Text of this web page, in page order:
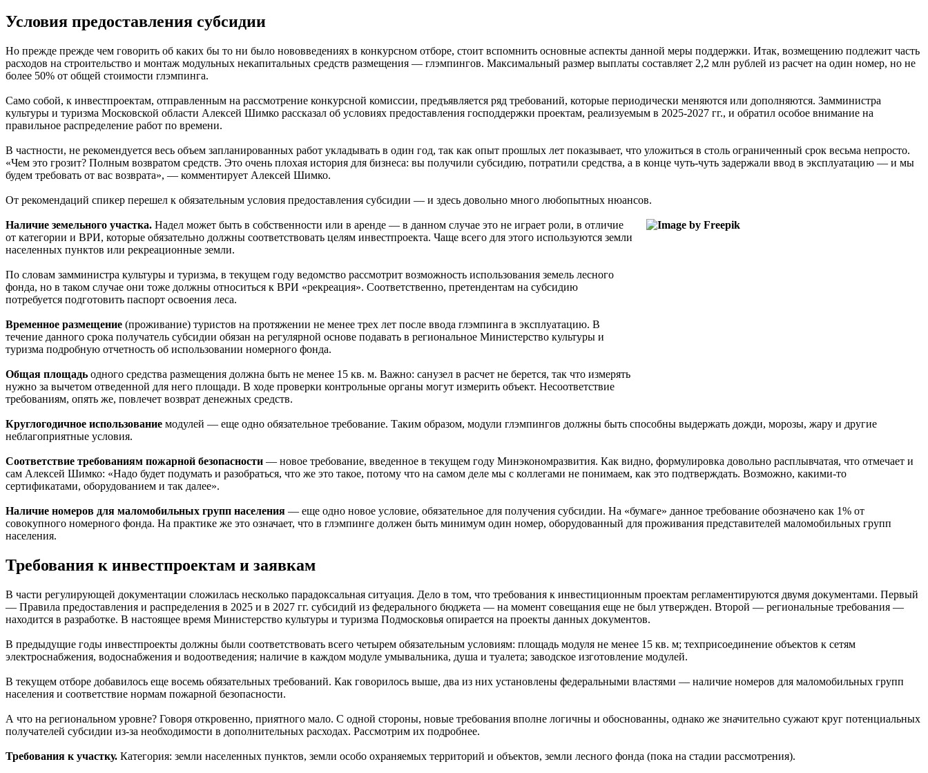
Условия предоставления субсидии
Но прежде прежде чем говорить об каких бы то ни было нововведениях в конкурсном отборе, стоит вспомнить основные аспекты данной меры поддержки. Итак, возмещению подлежит часть
расходов на строительство и монтаж модульных некапитальных средств размещения — глэмпингов. Максимальный размер выплаты составляет 2,2 млн рублей из расчет на один номер, но не
более 50% от общей стоимости глэмпинга.
Само собой, к инвестпроектам, отправленным на рассмотрение конкурсной комиссии, предъявляется ряд требований, которые периодически меняются или дополняются. Замминистра
культуры и туризма Московской области Алексей Шимко рассказал об условиях предоставления господдержки проектам, реализуемым в 2025-2027 гг., и обратил особое внимание на
правильное распределение работ по времени.
В частности, не рекомендуется весь объем запланированных работ укладывать в один год, так как опыт прошлых лет показывает, что уложиться в столь ограниченный срок весьма непросто.
«Чем это грозит? Полным возвратом средств. Это очень плохая история для бизнеса: вы получили субсидию, потратили средства, а в конце чуть-чуть задержали ввод в эксплуатацию — и мы
будем требовать от вас возврата», — комментирует Алексей Шимко.
От рекомендаций спикер перешел к обязательным условия предоставления субсидии — и здесь довольно много любопытных нюансов.
Наличие земельного участка. Надел может быть в собственности или в аренде — в данном случае это не играет роли, в отличие
от категории и ВРИ, которые обязательно должны соответствовать целям инвестпроекта. Чаще всего для этого используются земли
населенных пунктов или рекреационные земли.
По словам замминистра культуры и туризма, в текущем году ведомство рассмотрит возможность использования земель лесного
фонда, но в таком случае они тоже должны относиться к ВРИ «рекреация». Соответственно, претендентам на субсидию
потребуется подготовить паспорт освоения леса.
Временное размещение (проживание) туристов на протяжении не менее трех лет после ввода глэмпинга в эксплуатацию. В
течение данного срока получатель субсидии обязан на регулярной основе подавать в региональное Министерство культуры и
туризма подробную отчетность об использовании номерного фонда.
Общая площадь одного средства размещения должна быть не менее 15 кв. м. Важно: санузел в расчет не берется, так что измерять
нужно за вычетом отведенной для него площади. В ходе проверки контрольные органы могут измерить объект. Несоответствие
требованиям, опять же, повлечет возврат денежных средств.
Круглогодичное использование модулей — еще одно обязательное требование. Таким образом, модули глэмпингов должны быть способны выдержать дожди, морозы, жару и другие
неблагоприятные условия.
Соответствие требованиям пожарной безопасности — новое требование, введенное в текущем году Минэкономразвития. Как видно, формулировка довольно расплывчатая, что отмечает и
сам Алексей Шимко: «Надо будет подумать и разобраться, что же это такое, потому что на самом деле мы с коллегами не понимаем, как это подтверждать. Возможно, какими-то
сертификатами, оборудованием и так далее».
Наличие номеров для маломобильных групп населения — еще одно новое условие, обязательное для получения субсидии. На «бумаге» данное требование обозначено как 1% от
совокупного номерного фонда. На практике же это означает, что в глэмпинге должен быть минимум один номер, оборудованный для проживания представителей маломобильных групп
населения.
Требования к инвестпроектам и заявкам
В части регулирующей документации сложилась несколько парадоксальная ситуация. Дело в том, что требования к инвестиционным проектам регламентируются двумя документами. Первый
— Правила предоставления и распределения в 2025 и в 2027 гг. субсидий из федерального бюджета — на момент совещания еще не был утвержден. Второй — региональные требования —
находится в разработке. В настоящее время Министерство культуры и туризма Подмосковья опирается на проекты данных документов.
В предыдущие годы инвестпроекты должны были соответствовать всего четырем обязательным условиям: площадь модуля не менее 15 кв. м; техприсоединение объектов к сетям
электроснабжения, водоснабжения и водоотведения; наличие в каждом модуле умывальника, душа и туалета; заводское изготовление модулей.
В текущем отборе добавилось еще восемь обязательных требований. Как говорилось выше, два из них установлены федеральными властями — наличие номеров для маломобильных групп
населения и соответствие нормам пожарной безопасности.
А что на региональном уровне? Говоря откровенно, приятного мало. С одной стороны, новые требования вполне логичны и обоснованны, однако же значительно сужают круг потенциальных
получателей субсидии из-за необходимости в дополнительных расходах. Рассмотрим их подробнее.
Требования к участку. Категория: земли населенных пунктов, земли особо охраняемых территорий и объектов, земли лесного фонда (пока на стадии рассмотрения).